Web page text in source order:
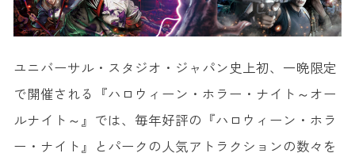
ユニバーサル・スタジオ・ジャパン史上初、一晩限定
で開催される『ハロウィーン・ホラー・ナイト～オー
ルナイト～』では、毎年好評の『ハロウィーン・ホラ
ー・ナイト』とパークの人気アトラクションの数々を